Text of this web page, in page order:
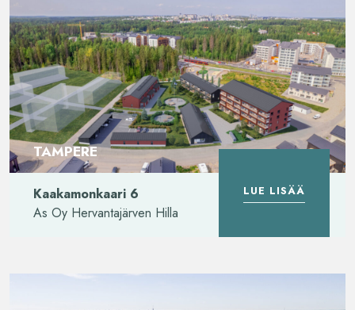
TAMPERE
Kaakamonkaari 6
As Oy Hervantajärven Hilla
LUE LISÄÄ